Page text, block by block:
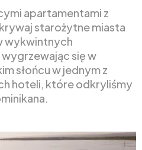
apartamentami z
starożytne miasta
wykwintnych
się w
słońcu w jednym z
hoteli, które odkryliśmy